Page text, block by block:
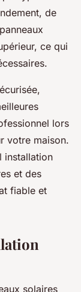
de
ce qui
lors
votre maison.
installation
et des
fiable et
solaires